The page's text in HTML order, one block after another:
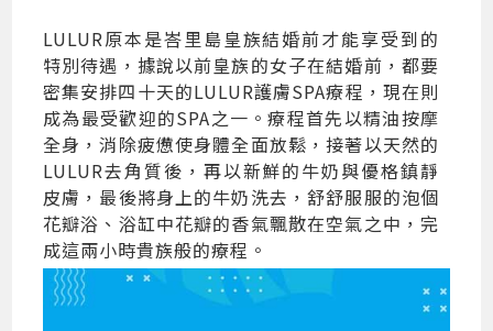
LULUR原本是峇里島皇族結婚前才能享受到的
特別待遇，據說以前皇族的女子在結婚前，都要
密集安排四十天的LULUR護膚SPA療程，現在則
成為最受歡迎的SPA之一。療程首先以精油按摩
全身，消除疲憊使身體全面放鬆，接著以天然的
LULUR去角質後，再以新鮮的牛奶與優格鎮靜
皮膚，最後將身上的牛奶洗去，舒舒服服的泡個
花瓣浴、浴缸中花瓣的香氣飄散在空氣之中，完
成這兩小時貴族般的療程。